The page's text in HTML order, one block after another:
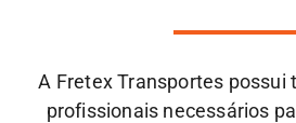
A Fretex Transportes possui
profissionais necessários